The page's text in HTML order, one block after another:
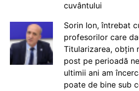
cuvântului
Sorin Ion, întrebat
profesorilor care
Titularizarea, obțin
post pe perioadă
ultimii ani am
poate de bine sub